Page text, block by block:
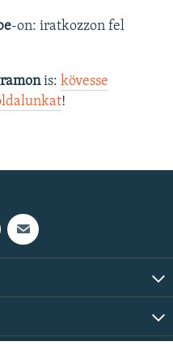
-on: iratkozzon fel
is: kövesse
! ​